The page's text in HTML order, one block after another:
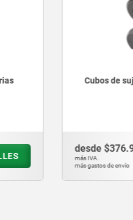
desde
más IVA.
más gastos de envío